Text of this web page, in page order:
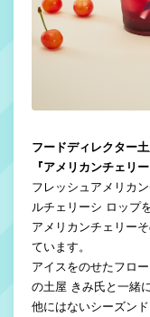
フードディレクター
フレッシュアメリカ
ルチェリーシ ロップ
アメリカンチェリー
ています。
アイスをのせたフロ
の土屋 きみ氏と一緒
他にはないシーズン